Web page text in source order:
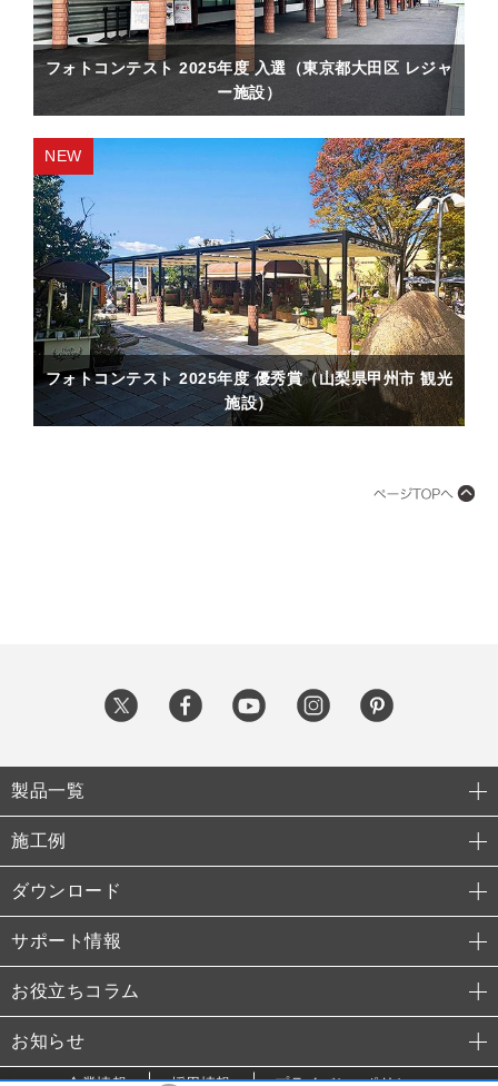
フォトコンテスト 2025年度 入選（東京都大田区 レジャ
ー施設）
フォトコンテスト 2025年度 優秀賞（山梨県甲州市 観光
施設）
製品一覧
施工例
ダウンロード
サポート情報
お役立ちコラム
お知らせ